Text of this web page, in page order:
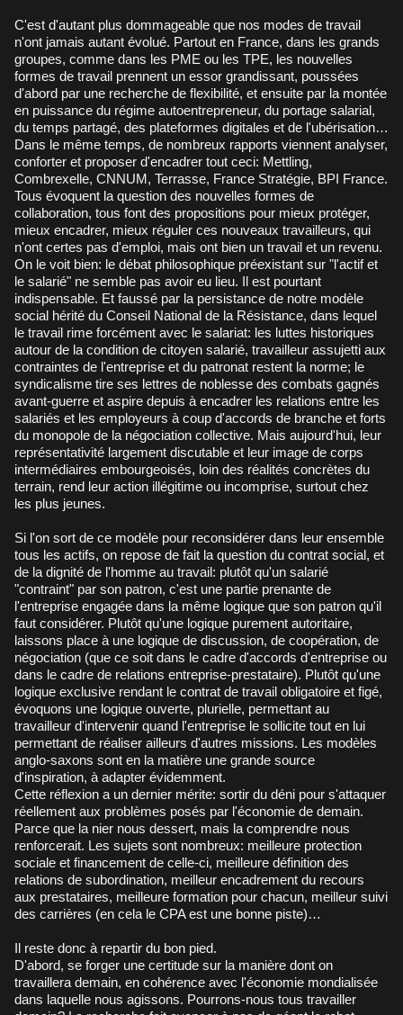
C'est d'autant plus dommageable que nos modes de travail
n'ont jamais autant évolué. Partout en France, dans les grands
groupes, comme dans les PME ou les TPE, les nouvelles
formes de travail prennent un essor grandissant, poussées
d'abord par une recherche de flexibilité, et ensuite par la montée
en puissance du régime autoentrepreneur, du portage salarial,
du temps partagé, des plateformes digitales et de l'ubérisation…
Dans le même temps, de nombreux rapports viennent analyser,
conforter et proposer d'encadrer tout ceci: Mettling,
Combrexelle, CNNUM, Terrasse, France Stratégie, BPI France.
Tous évoquent la question des nouvelles formes de
collaboration, tous font des propositions pour mieux protéger,
mieux encadrer, mieux réguler ces nouveaux travailleurs, qui
n'ont certes pas d'emploi, mais ont bien un travail et un revenu.
On le voit bien: le débat philosophique préexistant sur "l'actif et
le salarié" ne semble pas avoir eu lieu. Il est pourtant
indispensable. Et faussé par la persistance de notre modèle
social hérité du Conseil National de la Résistance, dans lequel
le travail rime forcément avec le salariat: les luttes historiques
autour de la condition de citoyen salarié, travailleur assujetti aux
contraintes de l'entreprise et du patronat restent la norme; le
syndicalisme tire ses lettres de noblesse des combats gagnés
avant-guerre et aspire depuis à encadrer les relations entre les
salariés et les employeurs à coup d'accords de branche et forts
du monopole de la négociation collective. Mais aujourd'hui, leur
représentativité largement discutable et leur image de corps
intermédiaires embourgeoisés, loin des réalités concrètes du
terrain, rend leur action illégitime ou incomprise, surtout chez
les plus jeunes.
Si l'on sort de ce modèle pour reconsidérer dans leur ensemble
tous les actifs, on repose de fait la question du contrat social, et
de la dignité de l'homme au travail: plutôt qu'un salarié
"contraint" par son patron, c'est une partie prenante de
l'entreprise engagée dans la même logique que son patron qu'il
faut considérer. Plutôt qu'une logique purement autoritaire,
laissons place à une logique de discussion, de coopération, de
négociation (que ce soit dans le cadre d'accords d'entreprise ou
dans le cadre de relations entreprise-prestataire). Plutôt qu'une
logique exclusive rendant le contrat de travail obligatoire et figé,
évoquons une logique ouverte, plurielle, permettant au
travailleur d'intervenir quand l'entreprise le sollicite tout en lui
permettant de réaliser ailleurs d'autres missions. Les modèles
anglo-saxons sont en la matière une grande source
d'inspiration, à adapter évidemment.
Cette réflexion a un dernier mérite: sortir du déni pour s'attaquer
réellement aux problèmes posés par l'économie de demain.
Parce que la nier nous dessert, mais la comprendre nous
renforcerait. Les sujets sont nombreux: meilleure protection
sociale et financement de celle-ci, meilleure définition des
relations de subordination, meilleur encadrement du recours
aux prestataires, meilleure formation pour chacun, meilleur suivi
des carrières (en cela le CPA est une bonne piste)…
Il reste donc à repartir du bon pied.
D'abord, se forger une certitude sur la manière dont on
travaillera demain, en cohérence avec l'économie mondialisée
dans laquelle nous agissons. Pourrons-nous tous travailler